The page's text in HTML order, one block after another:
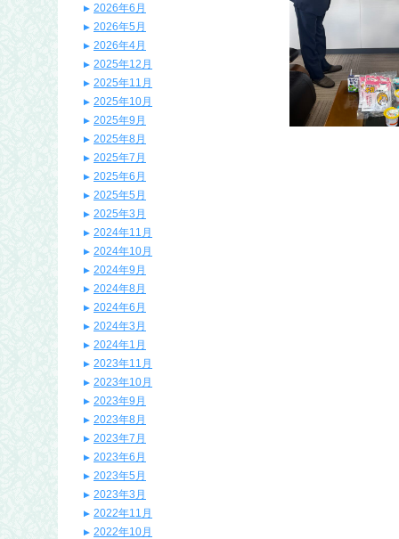
2026年6月
2026年5月
2026年4月
2025年12月
2025年11月
2025年10月
2025年9月
2025年8月
2025年7月
2025年6月
2025年5月
2025年3月
2024年11月
2024年10月
2024年9月
2024年8月
2024年6月
2024年3月
2024年1月
2023年11月
2023年10月
2023年9月
2023年8月
2023年7月
2023年6月
2023年5月
2023年3月
2022年11月
2022年10月